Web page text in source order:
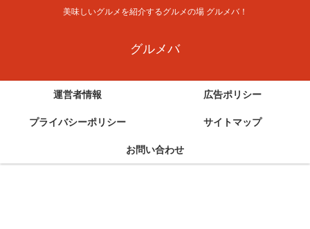
美味しいグルメを紹介するグルメの場 グルメバ！
グルメバ
運営者情報 広告ポリシー
プライバシーポリシー サイトマップ
お問い合わせ